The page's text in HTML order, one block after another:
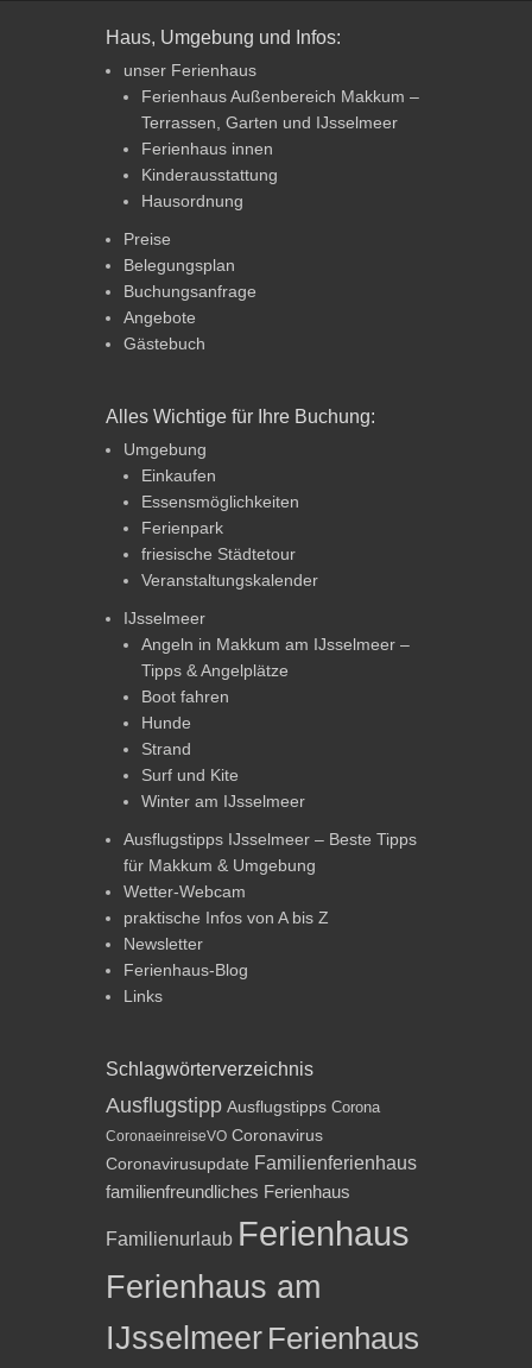
Haus, Umgebung und Infos:
unser Ferienhaus
Ferienhaus Außenbereich Makkum –
Terrassen, Garten und IJsselmeer
Ferienhaus innen
Kinderausstattung
Hausordnung
Preise
Belegungsplan
Buchungsanfrage
Angebote
Gästebuch
Alles Wichtige für Ihre Buchung:
Umgebung
Einkaufen
Essensmöglichkeiten
Ferienpark
friesische Städtetour
Veranstaltungskalender
IJsselmeer
Angeln in Makkum am IJsselmeer –
Tipps & Angelplätze
Boot fahren
Hunde
Strand
Surf und Kite
Winter am IJsselmeer
Ausflugstipps IJsselmeer – Beste Tipps
für Makkum & Umgebung
Wetter-Webcam
praktische Infos von A bis Z
Newsletter
Ferienhaus-Blog
Links
Schlagwörterverzeichnis
Ausflugstipp Ausflugstipps Corona
CoronaeinreiseVO Coronavirus
Coronavirusupdate Familienferienhaus
familienfreundliches Ferienhaus
Familienurlaub Ferienhaus
Ferienhaus am
IJsselmeer Ferienhaus